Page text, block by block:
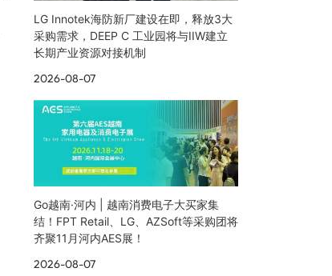
LG Innotek海防新厂建设在即，释放3大
采购需求，DEEP C 工业园将与IIW建立
长期产业资源对接机制
2026-08-07
Go越南·河内 | 越南消费电子大买家集
结！FPT Retail、LG、AZSoft等采购团将
齐聚11月河内AES展！
2026-08-07